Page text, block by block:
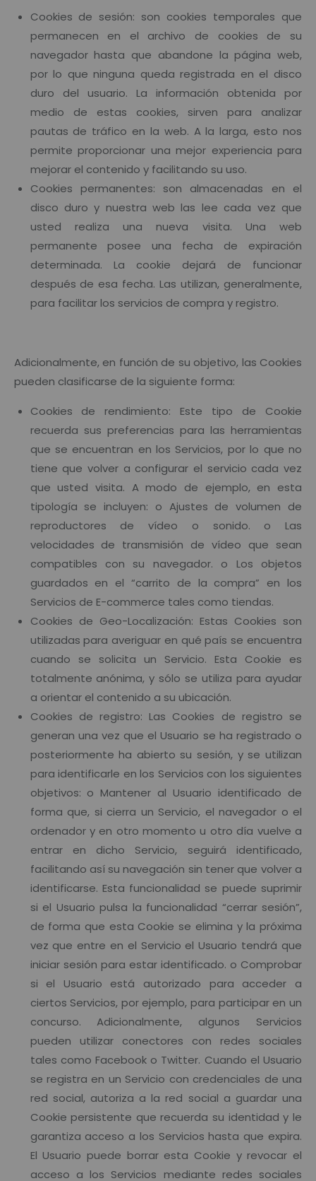
Cookies de sesión: son cookies temporales que
permanecen en el archivo de cookies de su
navegador hasta que abandone la página web,
por lo que ninguna queda registrada en el disco
duro del usuario. La información obtenida por
medio de estas cookies, sirven para analizar
pautas de tráfico en la web. A la larga, esto nos
permite proporcionar una mejor experiencia para
mejorar el contenido y facilitando su uso.
Cookies permanentes: son almacenadas en el
disco duro y nuestra web las lee cada vez que
usted realiza una nueva visita. Una web
permanente posee una fecha de expiración
determinada. La cookie dejará de funcionar
después de esa fecha. Las utilizan, generalmente,
para facilitar los servicios de compra y registro.
Adicionalmente, en función de su objetivo, las Cookies
pueden clasificarse de la siguiente forma:
Cookies de rendimiento: Este tipo de Cookie
recuerda sus preferencias para las herramientas
que se encuentran en los Servicios, por lo que no
tiene que volver a configurar el servicio cada vez
que usted visita. A modo de ejemplo, en esta
tipología se incluyen: o Ajustes de volumen de
reproductores de vídeo o sonido. o Las
velocidades de transmisión de vídeo que sean
compatibles con su navegador. o Los objetos
guardados en el “carrito de la compra” en los
Servicios de E-commerce tales como tiendas.
Cookies de Geo-Localización: Estas Cookies son
utilizadas para averiguar en qué país se encuentra
cuando se solicita un Servicio. Esta Cookie es
totalmente anónima, y sólo se utiliza para ayudar
a orientar el contenido a su ubicación.
Cookies de registro: Las Cookies de registro se
generan una vez que el Usuario se ha registrado o
posteriormente ha abierto su sesión, y se utilizan
para identificarle en los Servicios con los siguientes
objetivos: o Mantener al Usuario identificado de
forma que, si cierra un Servicio, el navegador o el
ordenador y en otro momento u otro día vuelve a
entrar en dicho Servicio, seguirá identificado,
facilitando así su navegación sin tener que volver a
identificarse. Esta funcionalidad se puede suprimir
si el Usuario pulsa la funcionalidad “cerrar sesión”,
de forma que esta Cookie se elimina y la próxima
vez que entre en el Servicio el Usuario tendrá que
iniciar sesión para estar identificado. o Comprobar
si el Usuario está autorizado para acceder a
ciertos Servicios, por ejemplo, para participar en un
concurso. Adicionalmente, algunos Servicios
pueden utilizar conectores con redes sociales
tales como Facebook o Twitter. Cuando el Usuario
se registra en un Servicio con credenciales de una
red social, autoriza a la red social a guardar una
Cookie persistente que recuerda su identidad y le
garantiza acceso a los Servicios hasta que expira.
El Usuario puede borrar esta Cookie y revocar el
acceso a los Servicios mediante redes sociales